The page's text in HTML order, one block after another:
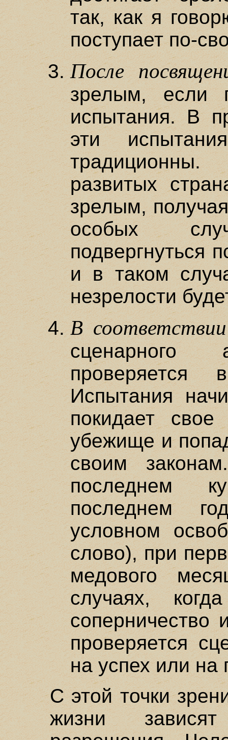
так, как я
поступает по-
После
зрелым, если
испытания. В
эти
развитых
зрелым,
особых
подвергнуться
и в таком
незрелости
В
сценарного
проверяется
Испытания
покидает
убежище и
своим
последнем
последнем
условном
слово), при
медового
случаях,
соперничество
проверяется
на успех или на
С этой точки
жизни